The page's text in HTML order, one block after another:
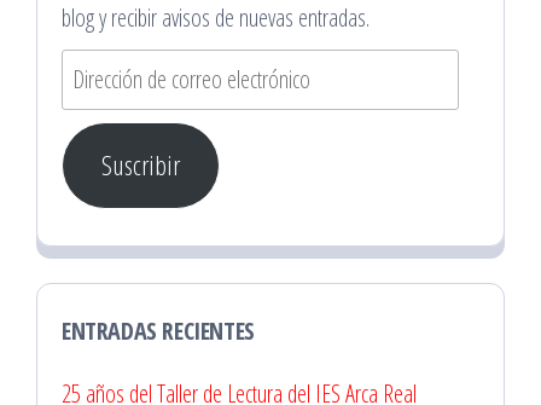
blog y recibir avisos de nuevas entradas.
Dirección
de
correo
electrónico
Suscribir
ENTRADAS RECIENTES
25 años del Taller de Lectura del IES Arca Real